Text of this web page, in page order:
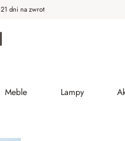
21 dni na zwrot
Meble Lampy